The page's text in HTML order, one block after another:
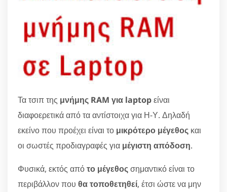
Τα τσιπ της μνήμης RAM για laptopείναι
διαφοερετικά από τα αντίστοιχα για Η-Υ. Δηλαδή
εκείνο που προέχει είναι το μικρότερο μέγεθος και
οι σωστές προδιαγραφές για μέγιστη απόδοση.
Φυσικά, εκτός απότο μέγεθοςσημαντικό είναι το
περιβάλλον που θα τοποθετηθεί, έτσι ώστε να μην